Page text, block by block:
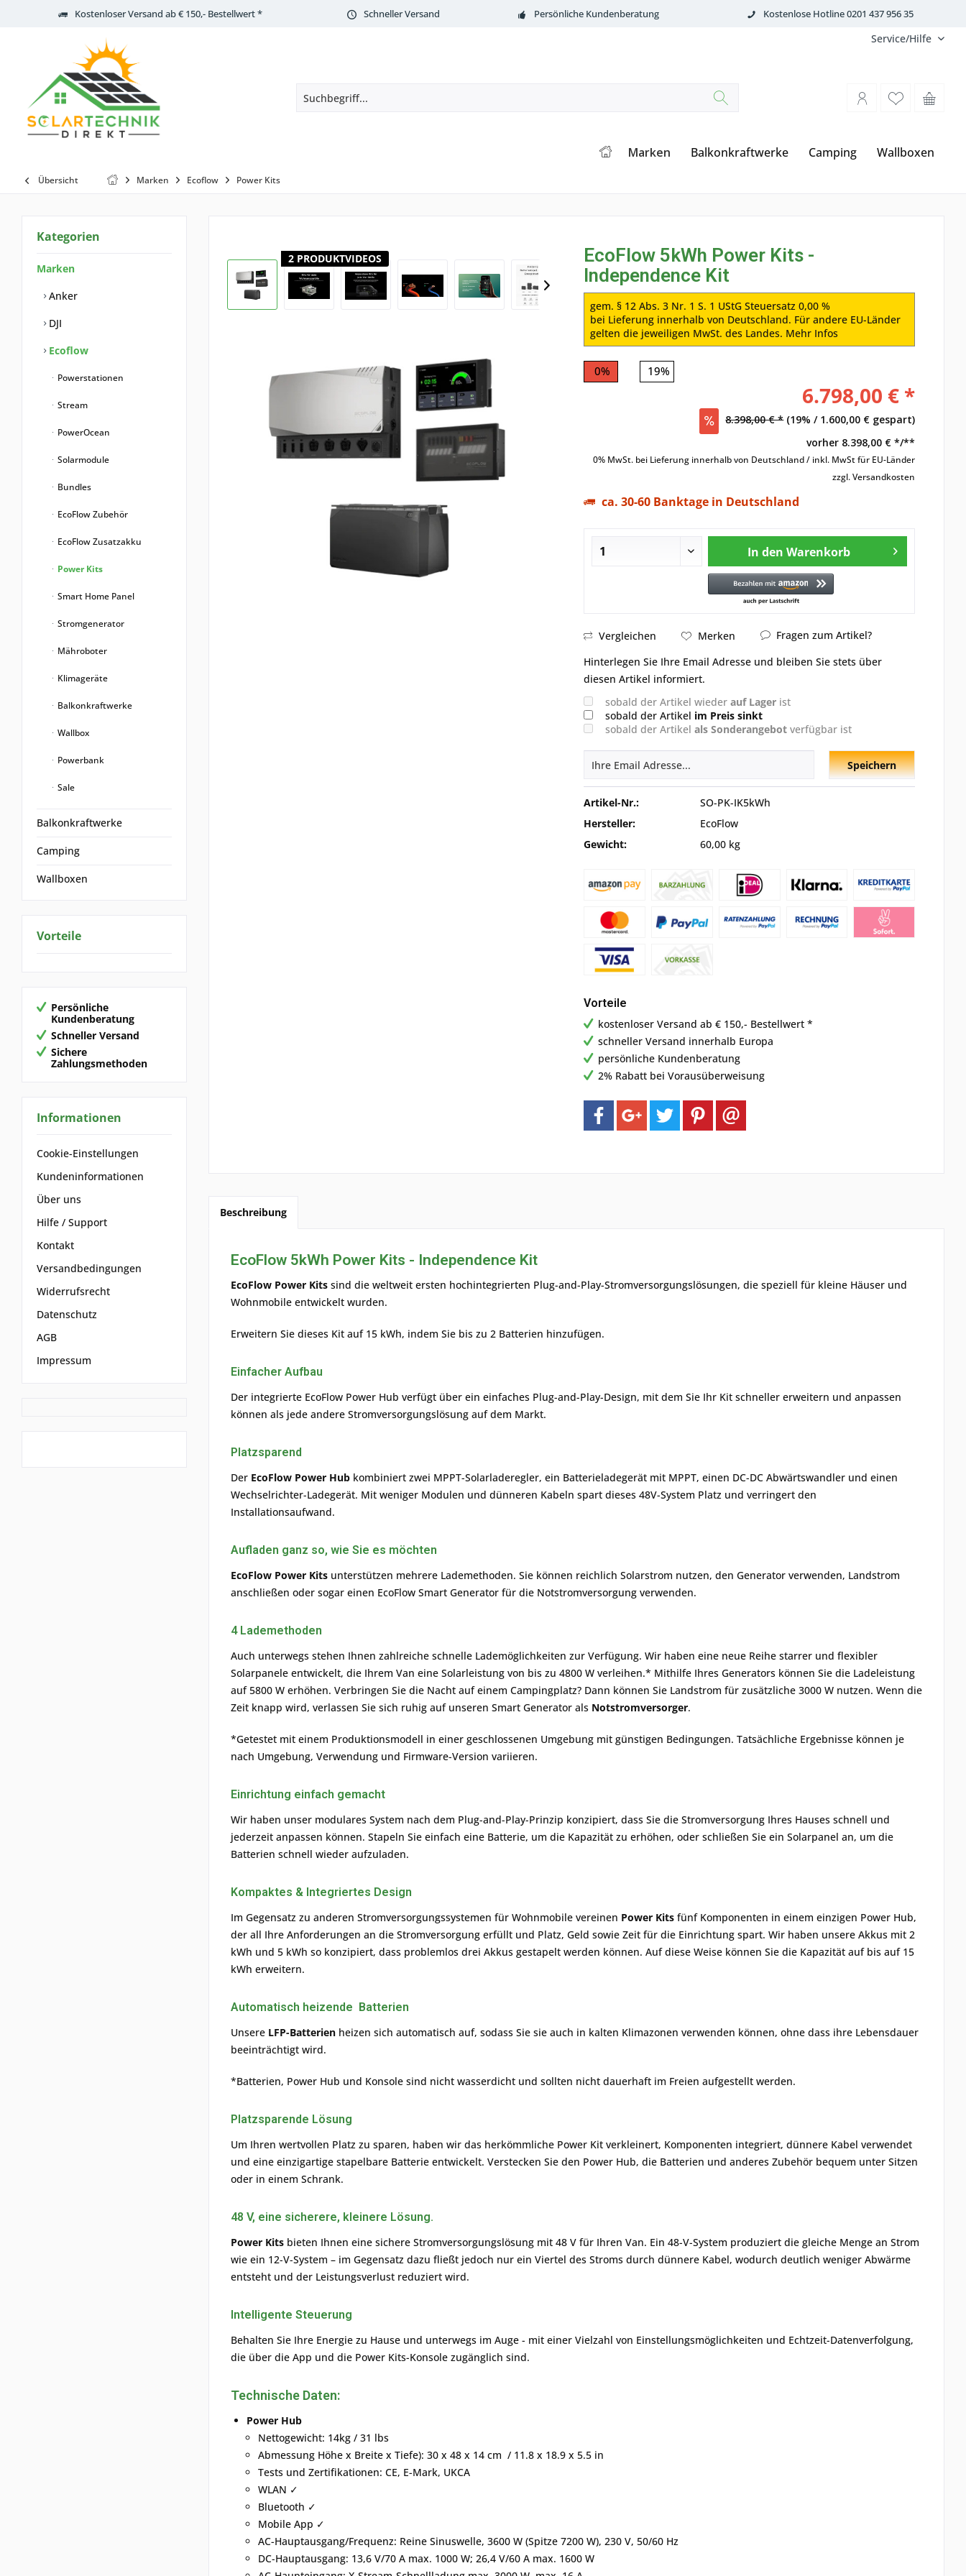
Kostenloser Versand ab € 150,- Bestellwert * Schneller Versand Persönliche Kundenberatung Kostenlose Hotline 0201 437 956 35
Service/Hilfe
Marken Balkonkraftwerke Camping Wallboxen
Übersicht Marken Ecoflow Power Kits
Kategorien
Marken
Anker
DJI
Ecoflow
Powerstationen
Stream
PowerOcean
Solarmodule
Bundles
EcoFlow Zubehör
EcoFlow Zusatzakku
Power Kits
Smart Home Panel
Stromgenerator
Mähroboter
Klimageräte
Balkonkraftwerke
Wallbox
Powerbank
Sale
Balkonkraftwerke
Camping
Wallboxen
Vorteile
Persönliche
Kundenberatung
Schneller Versand
Sichere
Zahlungsmethoden
Informationen
Cookie-Einstellungen
Kundeninformationen
Über uns
Hilfe / Support
Kontakt
Versandbedingungen
Widerrufsrecht
Datenschutz
AGB
Impressum
2 PRODUKTVIDEOS
EcoFlow 5kWh Power Kits -
Independence Kit
gem. § 12 Abs. 3 Nr. 1 S. 1 UStG Steuersatz 0,00 %
bei Lieferung innerhalb von Deutschland. Für andere EU-Länder
gelten die jeweiligen MwSt. des Landes. Mehr Infos
0% 19%
6.798,00 € *
8.398,00 € * (19% / 1.600,00 € gespart)
vorher 8.398,00 € */**
0% MwSt. bei Lieferung innerhalb von Deutschland / inkl. MwSt für EU-Länder
zzgl. Versandkosten
ca. 30-60 Banktage in Deutschland
In den Warenkorb
Vergleichen Merken
Fragen zum Artikel?
Hinterlegen Sie Ihre Email Adresse und bleiben Sie stets über
diesen Artikel informiert.
sobald der Artikel wieder auf Lagerist
sobald der Artikel im Preis sinkt
sobald der Artikel als Sonderangebotverfügbar ist
Speichern
Artikel-Nr.:
SO-PK-IK5kWh
Hersteller:
EcoFlow
Gewicht:
60,00 kg
Vorteile
kostenloser Versand ab € 150,- Bestellwert *
schneller Versand innerhalb Europa
persönliche Kundenberatung
2% Rabatt bei Vorausüberweisung
Beschreibung
EcoFlow 5kWh Power Kits - Independence Kit
EcoFlow Power Kits sind die weltweit ersten hochintegrierten Plug-and-Play-Stromversorgungslösungen, die speziell für kleine Häuser und
Wohnmobile entwickelt wurden.
Erweitern Sie dieses Kit auf 15 kWh, indem Sie bis zu 2 Batterien hinzufügen.
Einfacher Aufbau
Der integrierte EcoFlow Power Hub verfügt über ein einfaches Plug-and-Play-Design, mit dem Sie Ihr Kit schneller erweitern und anpassen
können als jede andere Stromversorgungslösung auf dem Markt.
Platzsparend
Der EcoFlow Power Hub kombiniert zwei MPPT-Solarladeregler, ein Batterieladegerät mit MPPT, einen DC-DC Abwärtswandler und einen
Wechselrichter-Ladegerät. Mit weniger Modulen und dünneren Kabeln spart dieses 48V-System Platz und verringert den
Installationsaufwand.
Aufladen ganz so, wie Sie es möchten
EcoFlow Power Kits unterstützen mehrere Lademethoden. Sie können reichlich Solarstrom nutzen, den Generator verwenden, Landstrom
anschließen oder sogar einen EcoFlow Smart Generator für die Notstromversorgung verwenden.
4 Lademethoden
Auch unterwegs stehen Ihnen zahlreiche schnelle Lademöglichkeiten zur Verfügung. Wir haben eine neue Reihe starrer und flexibler
Solarpanele entwickelt, die Ihrem Van eine Solarleistung von bis zu 4800 W verleihen.* Mithilfe Ihres Generators können Sie die Ladeleistung
auf 5800 W erhöhen. Verbringen Sie die Nacht auf einem Campingplatz? Dann können Sie Landstrom für zusätzliche 3000 W nutzen. Wenn die
Zeit knapp wird, verlassen Sie sich ruhig auf unseren Smart Generator als Notstromversorger.
*Getestet mit einem Produktionsmodell in einer geschlossenen Umgebung mit günstigen Bedingungen. Tatsächliche Ergebnisse können je
nach Umgebung, Verwendung und Firmware-Version variieren.
Einrichtung einfach gemacht
Wir haben unser modulares System nach dem Plug-and-Play-Prinzip konzipiert, dass Sie die Stromversorgung Ihres Hauses schnell und
jederzeit anpassen können. Stapeln Sie einfach eine Batterie, um die Kapazität zu erhöhen, oder schließen Sie ein Solarpanel an, um die
Batterien schnell wieder aufzuladen.
Kompaktes & Integriertes Design
Im Gegensatz zu anderen Stromversorgungssystemen für Wohnmobile vereinen Power Kits fünf Komponenten in einem einzigen Power Hub,
der all Ihre Anforderungen an die Stromversorgung erfüllt und Platz, Geld sowie Zeit für die Einrichtung spart. Wir haben unsere Akkus mit 2
kWh und 5 kWh so konzipiert, dass problemlos drei Akkus gestapelt werden können. Auf diese Weise können Sie die Kapazität auf bis auf 15
kWh erweitern.
Automatisch heizende Batterien
Unsere LFP-Batterien heizen sich automatisch auf, sodass Sie sie auch in kalten Klimazonen verwenden können, ohne dass ihre Lebensdauer
beeinträchtigt wird.
*Batterien, Power Hub und Konsole sind nicht wasserdicht und sollten nicht dauerhaft im Freien aufgestellt werden.
Platzsparende Lösung
Um Ihren wertvollen Platz zu sparen, haben wir das herkömmliche Power Kit verkleinert, Komponenten integriert, dünnere Kabel verwendet
und eine einzigartige stapelbare Batterie entwickelt. Verstecken Sie den Power Hub, die Batterien und anderes Zubehör bequem unter Sitzen
oder in einem Schrank.
48 V, eine sicherere, kleinere Lösung.
Power Kits bieten Ihnen eine sichere Stromversorgungslösung mit 48 V für Ihren Van. Ein 48-V-System produziert die gleiche Menge an Strom
wie ein 12-V-System – im Gegensatz dazu fließt jedoch nur ein Viertel des Stroms durch dünnere Kabel, wodurch deutlich weniger Abwärme
entsteht und der Leistungsverlust reduziert wird.
Intelligente Steuerung
Behalten Sie Ihre Energie zu Hause und unterwegs im Auge - mit einer Vielzahl von Einstellungsmöglichkeiten und Echtzeit-Datenverfolgung,
die über die App und die Power Kits-Konsole zugänglich sind.
Technische Daten:
Power Hub
Nettogewicht: 14kg / 31 lbs
Abmessung Höhe x Breite x Tiefe): 30 x 48 x 14 cm / 11.8 x 18.9 x 5.5 in
Tests und Zertifikationen: CE, E-Mark, UKCA
WLAN ✓
Bluetooth ✓
Mobile App ✓
AC-Hauptausgang/Frequenz: Reine Sinuswelle, 3600 W (Spitze 7200 W), 230 V, 50/60 Hz
DC-Hauptausgang: 13,6 V/70 A max. 1000 W; 26,4 V/60 A max. 1600 W